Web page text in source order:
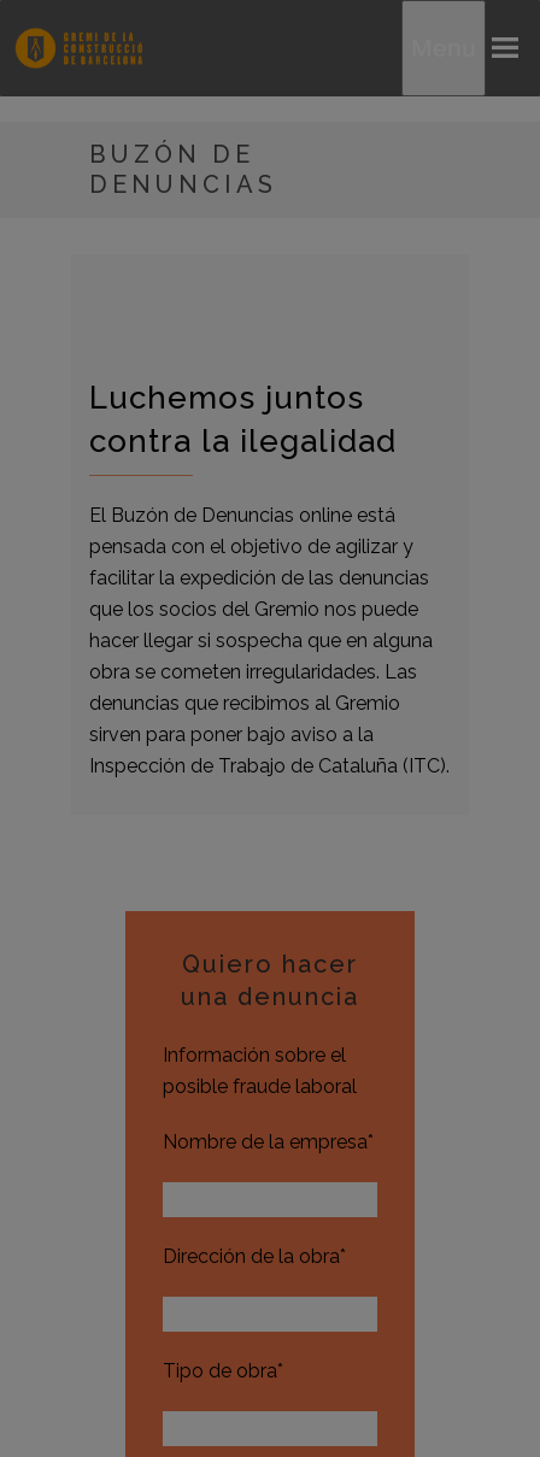
BUZÓN DE
DENUNCIAS
Luchemos juntos
contra la ilegalidad
El Buzón de Denuncias online está
pensada con el objetivo de agilizar y
facilitar la expedición de las denuncias
que los socios del Gremio nos puede
hacer llegar si sospecha que en alguna
obra se cometen irregularidades. Las
denuncias que recibimos al Gremio
sirven para poner bajo aviso a la
Inspección de Trabajo de Cataluña (ITC).
Quiero hacer
una denuncia
Información sobre el
posible fraude laboral
Nombre de la empresa*
Dirección de la obra*
Tipo de obra*